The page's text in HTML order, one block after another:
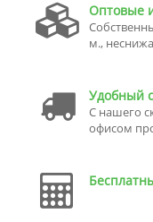
Оптовые
м.,
Удобный
С нашего
офисом